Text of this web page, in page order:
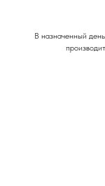
В назначенный